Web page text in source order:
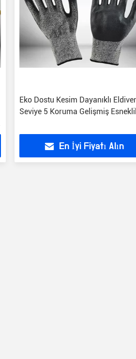
Eko Dostu Kesim Dayanıklı
Seviye 5 Koruma Gelişmiş
En İyi Fiyatı Alın